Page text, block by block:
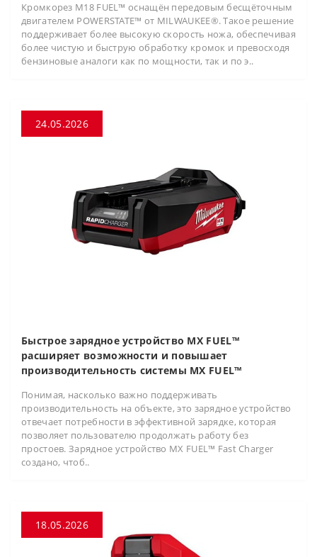
Кромкорез M18 FUEL™ оснащён передовым бесщёточным
двигателем POWERSTATE™ от MILWAUKEE®. Такое решение
поддерживает более высокую скорость ножа, обеспечивая
более чистую и быструю обработку кромок и превосходя
бензиновые аналоги как по мощности, так и по э..
24.05.2026
Быстрое зарядное устройство MX FUEL™
расширяет возможности и повышает
производительность системы MX FUEL™
Понимая, насколько важно поддерживать
производительность на объекте, это зарядное устройство
отвечает потребности в эффективной зарядке, которая
позволяет пользователю продолжать работу без
простоев. Зарядное устройство MX FUEL™ Fast Charger
создано, чтоб..
18.05.2026